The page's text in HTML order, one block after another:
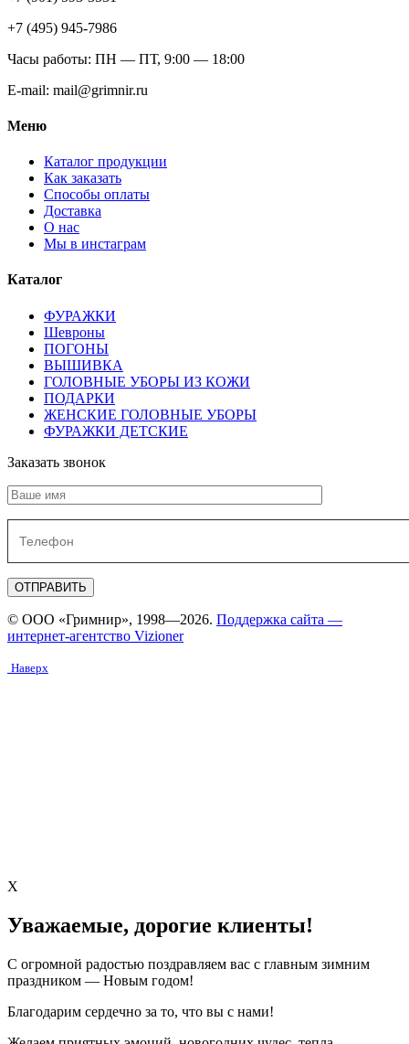
+7 (495) 945-7986
Часы работы: ПН — ПТ, 9:00 — 18:00
E-mail: mail@grimnir.ru
Меню
Каталог продукции
Как заказать
Способы оплаты
Доставка
О нас
Мы в инстаграм
Каталог
ФУРАЖКИ
Шевроны
ПОГОНЫ
ВЫШИВКА
ГОЛОВНЫЕ УБОРЫ ИЗ КОЖИ
ПОДАРКИ
ЖЕНСКИЕ ГОЛОВНЫЕ УБОРЫ
ФУРАЖКИ ДЕТСКИЕ
Заказать звонок
© ООО «Гримнир», 1998—2026. Поддержка сайта —
интернет-агентство Vizioner
Наверх
X
Уважаемые, дорогие клиенты!
С огромной радостью поздравляем вас с главным зимним
праздником — Новым годом!
Благодарим сердечно за то, что вы с нами!